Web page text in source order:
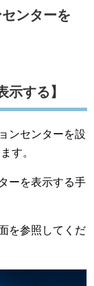
ンターを
示する】
ンセンターを設
す。
ーを表示する手
を参照してくだ